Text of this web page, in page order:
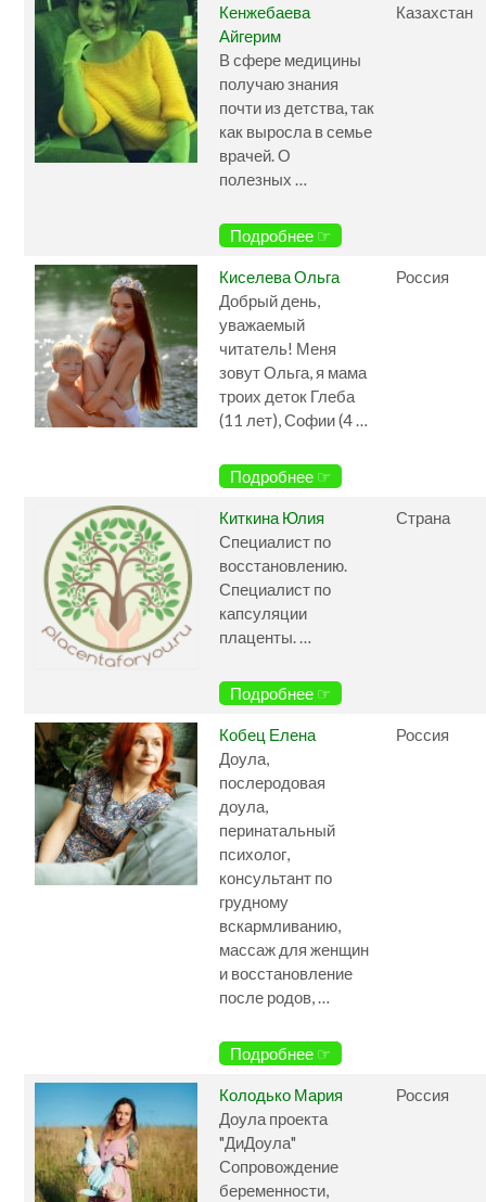
Кенжебаева
Айгерим
В сфере медицины
получаю знания
почти из детства, так
как выросла в семье
врачей. О
полезных …
Подробнее ☞
Казахстан
Киселева Ольга
Добрый день,
уважаемый
читатель! Меня
зовут Ольга, я мама
троих деток Глеба
(11 лет), Софии (4 …
Подробнее ☞
Россия
Киткина Юлия
Специалист по
восстановлению.
Специалист по
капсуляции
плаценты. …
Подробнее ☞
Страна
Кобец Елена
Доула,
послеродовая
доула,
перинатальный
психолог,
консультант по
грудному
вскармливанию,
массаж для женщин
и восстановление
после родов, …
Подробнее ☞
Россия
Колодько Мария
Доула проекта
"ДиДоула"
Сопровождение
беременности,
Россия